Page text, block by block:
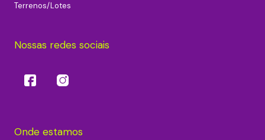
Terrenos/Lotes
Nossas redes sociais
Onde estamos